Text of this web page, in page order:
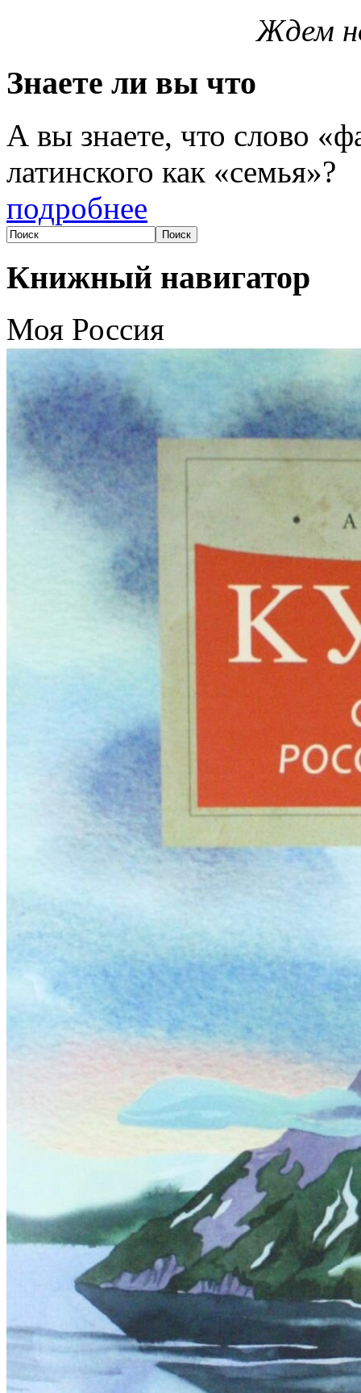
Ждем
Знаете ли вы что
А вы знаете, что слово
латинского как «семья»?
подробнее
Книжный навигатор
Моя Россия